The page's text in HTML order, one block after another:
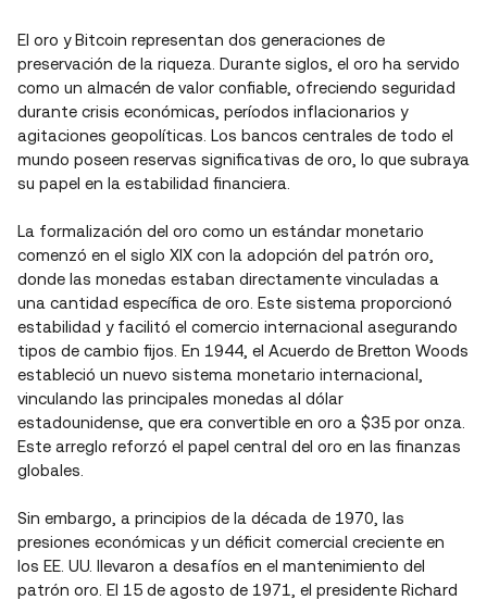
El oro y Bitcoin representan dos generaciones de
preservación de la riqueza. Durante siglos, el oro ha servido
como un almacén de valor confiable, ofreciendo seguridad
durante crisis económicas, períodos inflacionarios y
agitaciones geopolíticas. Los bancos centrales de todo el
mundo poseen reservas significativas de oro, lo que subraya
su papel en la estabilidad financiera.
La formalización del oro como un estándar monetario
comenzó en el siglo XIX con la adopción del patrón oro,
donde las monedas estaban directamente vinculadas a
una cantidad específica de oro. Este sistema proporcionó
estabilidad y facilitó el comercio internacional asegurando
tipos de cambio fijos. En 1944, el Acuerdo de Bretton Woods
estableció un nuevo sistema monetario internacional,
vinculando las principales monedas al dólar
estadounidense, que era convertible en oro a $35 por onza.
Este arreglo reforzó el papel central del oro en las finanzas
globales.
Sin embargo, a principios de la década de 1970, las
presiones económicas y un déficit comercial creciente en
los EE. UU. llevaron a desafíos en el mantenimiento del
patrón oro. El 15 de agosto de 1971, el presidente Richard